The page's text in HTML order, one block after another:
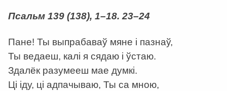
Псальм 139 (138), 1–18. 23–24
Пане! Ты выпрабаваў мяне і пазнаў,
Ты ведаеш, калі я сядаю і ўстаю.
Здалёк разумееш мае думкі.
Ці іду, ці адпачываю, Ты са мною,